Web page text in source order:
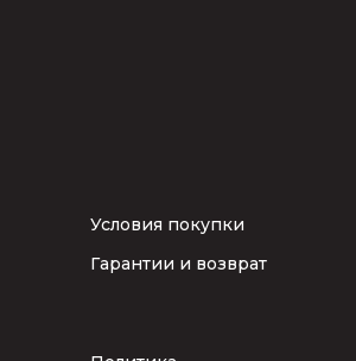
Условия покупки
Гарантии и возврат